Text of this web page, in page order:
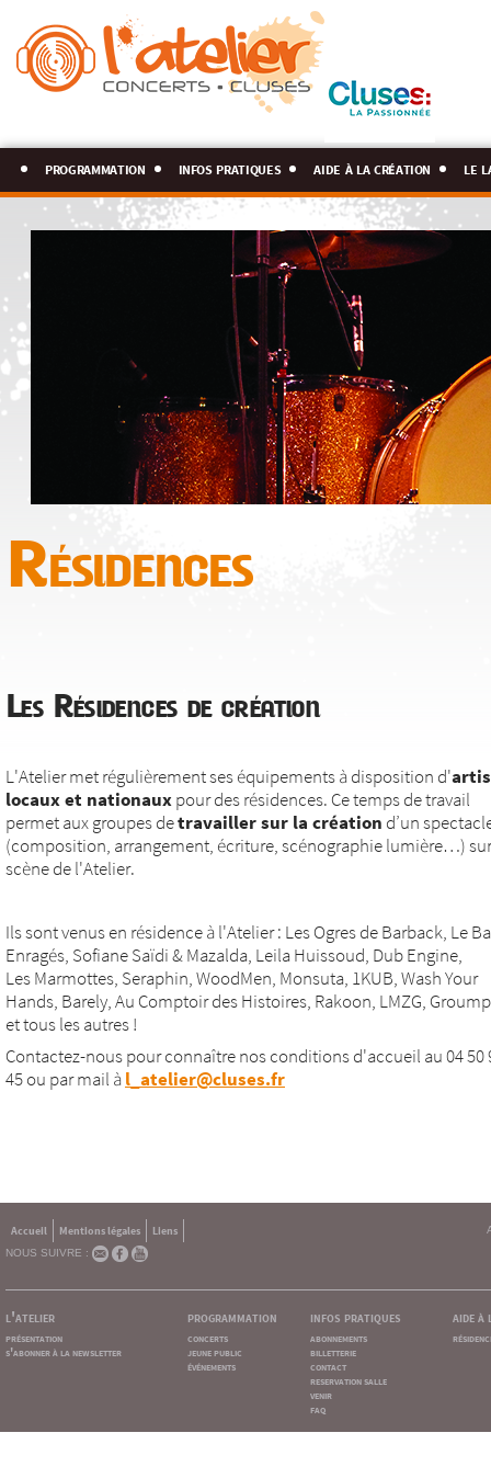
programmation infos pratiques aide à la création le
Résidences
Les Résidences de création
L'Atelier met régulièrement ses équipements à disposition d'
locaux et nationaux pour des résidences. Ce temps de travail
permet aux groupes detravailler sur la création d’un
(composition, arrangement, écriture, scénographie lumière…)
scène de l'Atelier.
Ils sont venus en résidence à l'Atelier : Les Ogres de Barback, Le
Enragés, Sofiane Saïdi & Mazalda, Leila Huissoud, Dub Engine,
Les Marmottes, Seraphin, WoodMen, Monsuta, 1KUB, Wash Your
Hands, Barely, Au Comptoir des Histoires, Rakoon, LMZG,
et tous les autres !
Contactez-nous pour connaître nos conditions d'accueil au 04 50
45 ou par mail à l_atelier@cluses.fr
Accueil Mentions légales
Liens
NOUS SUIVRE :
l'atelier
présentation
s'abonner à la newsletter
programmation
concerts
jeune public
événements
infos pratiques
abonnements
billetterie
contact
reservation salle
venir
faq
aide